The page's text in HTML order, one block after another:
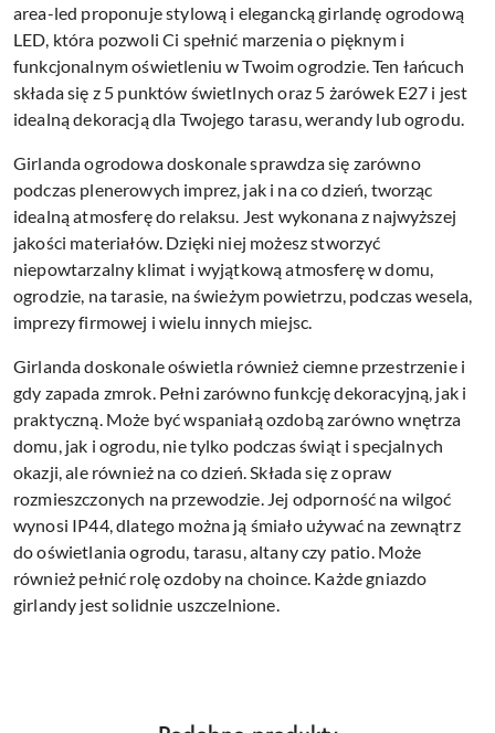
area-led proponuje stylową i elegancką girlandę ogrodową
LED, która pozwoli Ci spełnić marzenia o pięknym i
funkcjonalnym oświetleniu w Twoim ogrodzie. Ten łańcuch
składa się z 5 punktów świetlnych oraz 5 żarówek E27 i jest
idealną dekoracją dla Twojego tarasu, werandy lub ogrodu.
Girlanda ogrodowa doskonale sprawdza się zarówno
podczas plenerowych imprez, jak i na co dzień, tworząc
idealną atmosferę do relaksu. Jest wykonana z najwyższej
jakości materiałów. Dzięki niej możesz stworzyć
niepowtarzalny klimat i wyjątkową atmosferę w domu,
ogrodzie, na tarasie, na świeżym powietrzu, podczas wesela,
imprezy firmowej i wielu innych miejsc.
Girlanda doskonale oświetla również ciemne przestrzenie i
gdy zapada zmrok. Pełni zarówno funkcję dekoracyjną, jak i
praktyczną. Może być wspaniałą ozdobą zarówno wnętrza
domu, jak i ogrodu, nie tylko podczas świąt i specjalnych
okazji, ale również na co dzień. Składa się z opraw
rozmieszczonych na przewodzie. Jej odporność na wilgoć
wynosi IP44, dlatego można ją śmiało używać na zewnątrz
do oświetlania ogrodu, tarasu, altany czy patio. Może
również pełnić rolę ozdoby na choince. Każde gniazdo
girlandy jest solidnie uszczelnione.